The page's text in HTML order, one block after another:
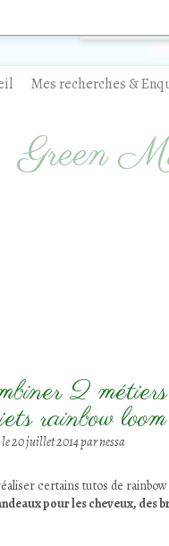
Green
Mes recherches &
2
rainbow loom
20 juillet 2014par nessa
certains tutos de
pour les cheveux, des